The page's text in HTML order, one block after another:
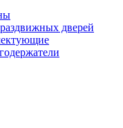
дверей